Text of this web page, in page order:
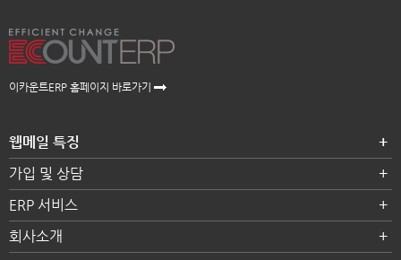
이카운트ERP 홈페이지 바로가기
웹메일 특징
가입 및 상담
ERP 서비스
회사소개